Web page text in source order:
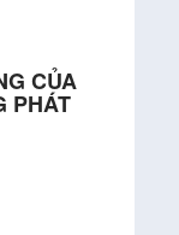
CỦA
PHÁT